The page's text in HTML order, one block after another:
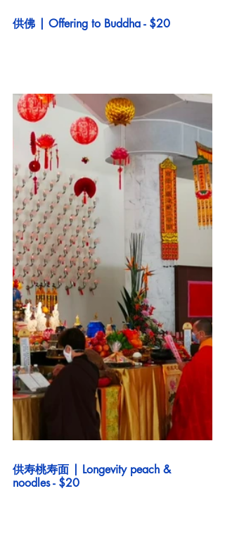
供佛 | Offering to Buddha - $20
供寿桃寿面 | Longevity peach &
noodles - $20